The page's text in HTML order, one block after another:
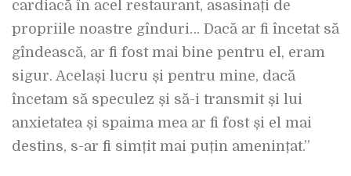
cardiacă în acel restaurant, asasinați de
propriile noastre gînduri… Dacă ar fi încetat să
gîndească, ar fi fost mai bine pentru el, eram
sigur. Același lucru și pentru mine, dacă
încetam să speculez și să-i transmit și lui
anxietatea și spaima mea ar fi fost și el mai
destins, s-ar fi simțit mai puțin amenințat.”